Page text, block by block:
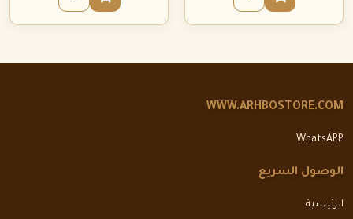
WWW.ARHBOSTORE.COM
WhatsAPP
الوصول السريع
الرئيسية